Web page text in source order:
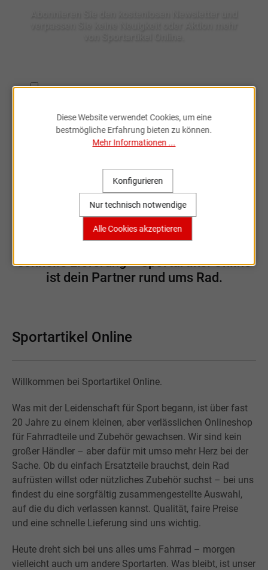
Ich habe dieDatenschutzbestimmungenzur Kenntnis
Fahrradzubehör & Ersatzteile
online entdecken
schnelle Lieferung – Sportartikel Online
ist dein Partner rund ums Rad.
Sportartikel Online
Willkommen bei Sportartikel Online.
Was mit der Leidenschaft für Sport begann, ist über fast
20 Jahre zu einem kleinen, aber verlässlichen Onlineshop
für Fahrradteile und Zubehör gewachsen. Wir sind kein
großer Händler – aber dafür mit umso mehr Herz bei der
Sache. Ob du einfach Ersatzteile brauchst, dein Rad
aufrüsten willst oder nützliches Zubehör suchst – bei uns
findest du eine sorgfältig zusammengestellte Auswahl,
auf die du dich verlassen kannst. Qualität, faire Preise
und eine schnelle Lieferung sind uns wichtig.
Heute dreht sich bei uns alles ums Fahrrad – morgen
vielleicht auch um andere Sportarten. Was bleibt, ist unser
Diese Website verwendet Cookies, um eine
bestmögliche Erfahrung bieten zu können.
Mehr Informationen ...
Nur technisch notwendige
Konfigurieren
Alle Cookies akzeptieren